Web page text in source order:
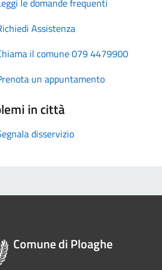
Assistenza
il comune 079 4479900
un appuntamento
in città
disservizio
Comune di Ploaghe